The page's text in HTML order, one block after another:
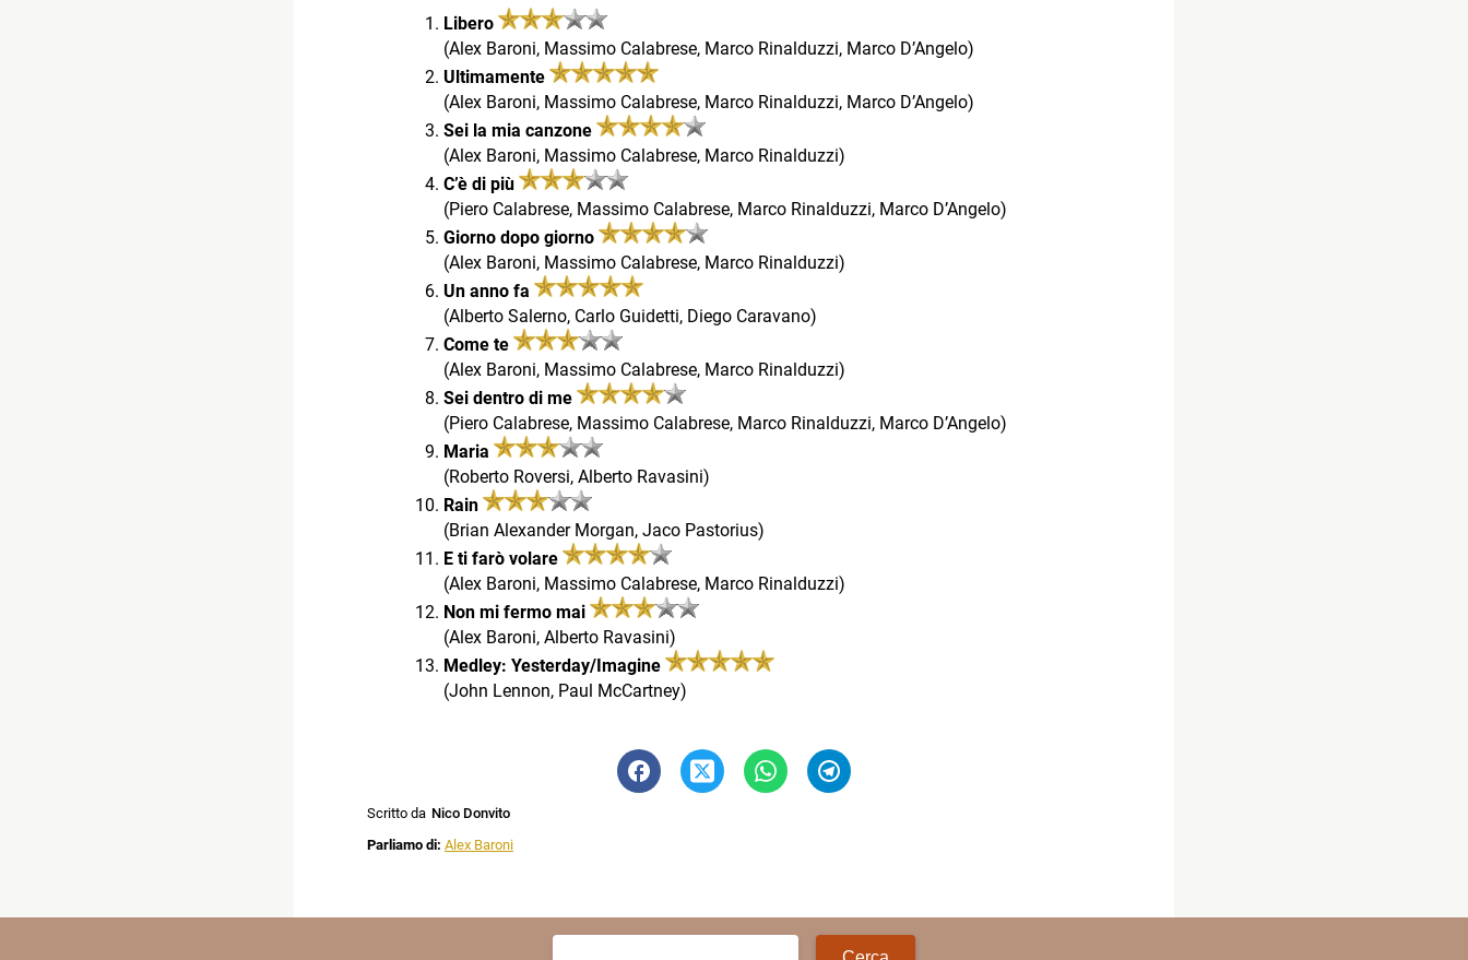
Libero
(Alex Baroni, Massimo Calabrese, Marco Rinalduzzi, Marco D’Angelo)
Ultimamente
(Alex Baroni, Massimo Calabrese, Marco Rinalduzzi, Marco D’Angelo)
Sei la mia canzone
(Alex Baroni, Massimo Calabrese, Marco Rinalduzzi)
C’è di più
(Piero Calabrese, Massimo Calabrese, Marco Rinalduzzi, Marco D’Angelo)
Giorno dopo giorno
(Alex Baroni, Massimo Calabrese, Marco Rinalduzzi)
Un anno fa
(Alberto Salerno, Carlo Guidetti, Diego Caravano)
Come te
(Alex Baroni, Massimo Calabrese, Marco Rinalduzzi)
Sei dentro di me
(Piero Calabrese, Massimo Calabrese, Marco Rinalduzzi, Marco D’Angelo)
Maria
(Roberto Roversi, Alberto Ravasini)
Rain
(Brian Alexander Morgan, Jaco Pastorius)
E ti farò volare
(Alex Baroni, Massimo Calabrese, Marco Rinalduzzi)
Non mi fermo mai
(Alex Baroni, Alberto Ravasini)
Medley: Yesterday/Imagine
(John Lennon, Paul McCartney)
Scritto da Nico Donvito
Parliamo di: Alex Baroni
Ricerca